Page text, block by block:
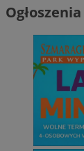
Ogłoszenia